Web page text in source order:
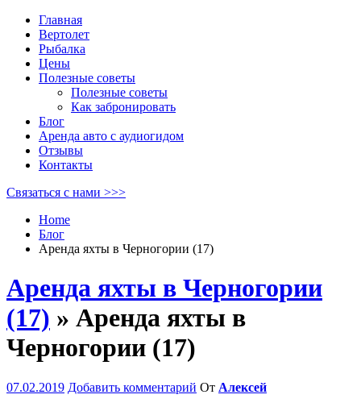
Главная
Вертолет
Рыбалка
Цены
Полезные советы
Полезные советы
Как забронировать
Блог
Аренда авто с аудиогидом
Отзывы
Контакты
Связаться с нами >>>
Home
Блог
Аренда яхты в Черногории (17)
Аренда яхты в Черногории
(17) » Аренда яхты в
Черногории (17)
07.02.2019 Добавить комментарий От Алексей